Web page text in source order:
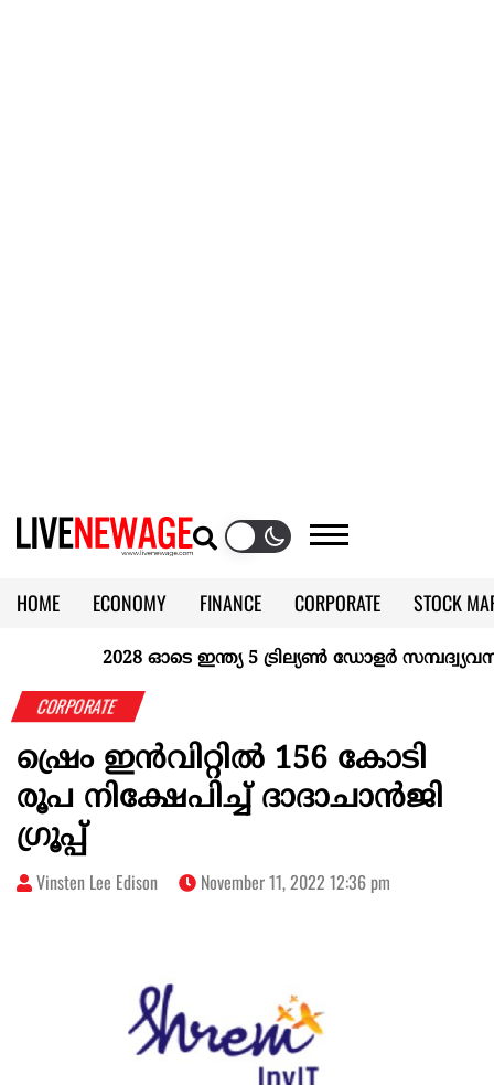
HOME ECONOMY FINANCE CORPORATE
STOCK
KERALA @70
2028 ഓടെ ഇന്ത്യ 5 ട്രില്യണ്‍ ഡോളര്‍
CORPORATE
ഷ്രെം ഇൻവിറ്റിൽ 156 കോടി
രൂപ നിക്ഷേപിച്ച് ദാദാചാൻജി
ഗ്രൂപ്പ്
Vinsten Lee Edison November 11, 2022 12:36 pm